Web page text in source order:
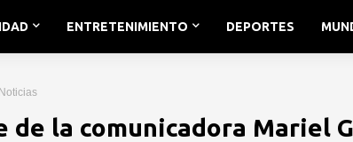
ENTRETENIMIENTO DEPORTES
Noticias
de la comunicadora Mariel